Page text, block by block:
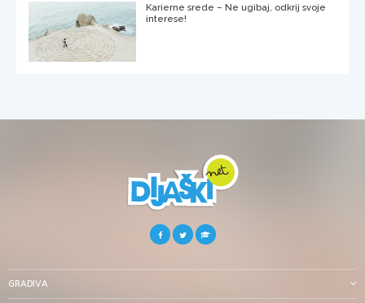
Karierne srede – Ne ugibaj, odkrij svoje
interese!
GRADIVA